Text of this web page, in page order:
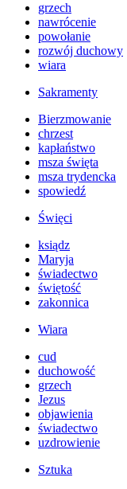
grzech
nawrócenie
powołanie
rozwój duchowy
wiara
Sakramenty
Bierzmowanie
chrzest
kapłaństwo
msza święta
msza trydencka
spowiedź
Święci
ksiądz
Maryja
świadectwo
świętość
zakonnica
Wiara
cud
duchowość
grzech
Jezus
objawienia
świadectwo
uzdrowienie
Sztuka